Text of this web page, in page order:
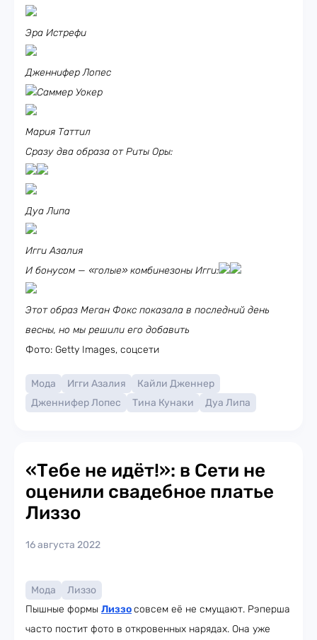
Эра Истрефи
Дженнифер Лопес
Саммер Уокер
Мария Таттил
Сразу два образа от Риты Оры:
Дуа Липа
Игги Азалия
И бонусом — «голые» комбинезоны Игги:
Этот образ Меган Фокс показала в последний день
весны, но мы решили его добавить
Фото: Getty Images, соцсети
Мода Игги Азалия
Кайли Дженнер
Дженнифер Лопес
Тина Кунаки Дуа Липа
«Тебе не идёт!»: в Сети не
оценили свадебное платье
Лиззо
16 августа 2022
Мода
Лиззо
Пышные формы Лиззосовсем её не смущают. Рэперша
часто постит фото в откровенных нарядах. Она уже